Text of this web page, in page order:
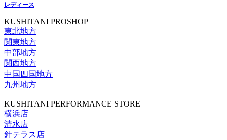
レディース
KUSHITANI PROSHOP
東北地方
関東地方
中部地方
関西地方
中国四国地方
九州地方
KUSHITANI PERFORMANCE STORE
横浜店
清水店
針テラス店